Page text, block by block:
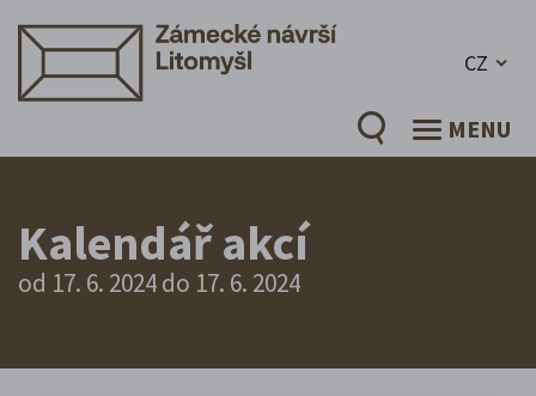
CZ
MENU
Kalendář akcí
od 17. 6. 2024 do 17. 6. 2024